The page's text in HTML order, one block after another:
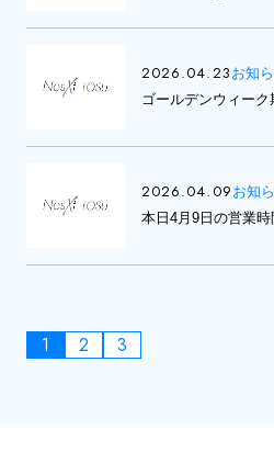
2026.04.23 お知
ゴールデンウィー
2026.04.09 お知
本日4月9日の営業
1 2 3